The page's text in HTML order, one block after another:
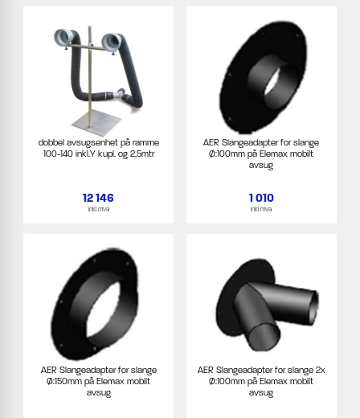
dobbel avsugsenhet på ramme
100-140 inkl.Y kupl. og 2,5mtr
12 146
inkl mva
AER Slangeadapter for slange
Ø:100mm på Elemax mobilt
avsug
1 010
inkl mva
AER Slangeadapter for slange
Ø:150mm på Elemax mobilt
avsug
AER Slangeadapter for slange 2x
Ø:100mm på Elemax mobilt
avsug